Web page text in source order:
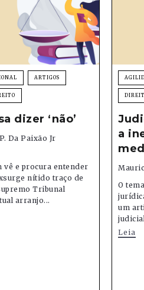
ARTIGOS
dizer ‘não’
Da Paixão Jr
vê e procura entender
nítido traço de
Tribunal
arranjo...
a
O
um
Leia